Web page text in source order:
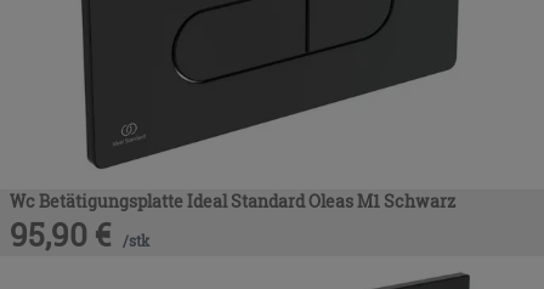
Wc Betätigungsplatte Ideal Standard Oleas M1 Schwarz
95,90 € /stk